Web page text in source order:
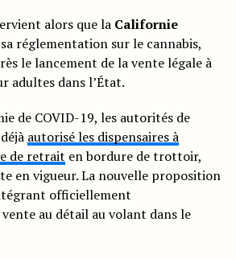
alors que la Californie
réglementation sur le cannabis,
le lancement de la vente légale à
adultes dans l’État.
de COVID-19, les autorités de
autorisé les dispensaires à
de retrait en bordure de trottoir,
en vigueur. La nouvelle proposition
officiellement
au détail au volant dans le